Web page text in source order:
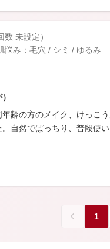
数 未設定）
み：毛穴 / シミ / ゆるみ
齢の方のメイク、けっこ
自然でぱっちり、普段使
1